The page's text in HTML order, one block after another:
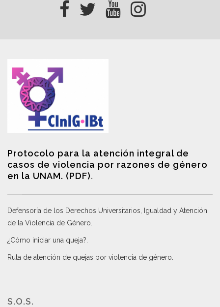
Protocolo para la atención integral de
casos de violencia por razones de género
en la UNAM. (PDF).
Defensoría de los Derechos Universitarios, Igualdad y Atención
de la Violencia de Género
¿Cómo iniciar una queja?
Ruta de atención de quejas por violencia de género
S.O.S.